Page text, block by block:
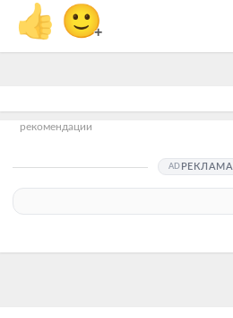
👍 🙂+
рекомендации
РЕКЛАМА